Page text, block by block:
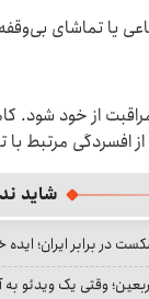
یا تماشای
از خود
افسردگی مرتبط با
شاید
در برابر ایران؛ ایده
وقتی یک ویدئو